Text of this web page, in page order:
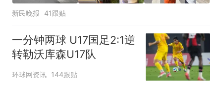
新民晚报 41跟贴
一分钟两球 U17国足2:1逆
转勒沃库森U17队
环球网资讯 144跟贴